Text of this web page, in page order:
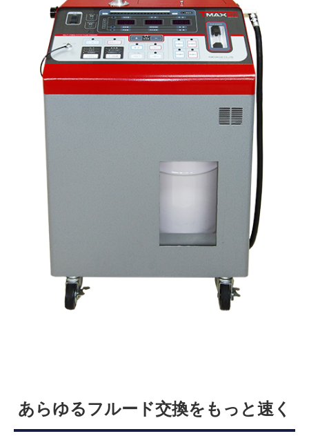
あらゆるフルード交換をもっと速く